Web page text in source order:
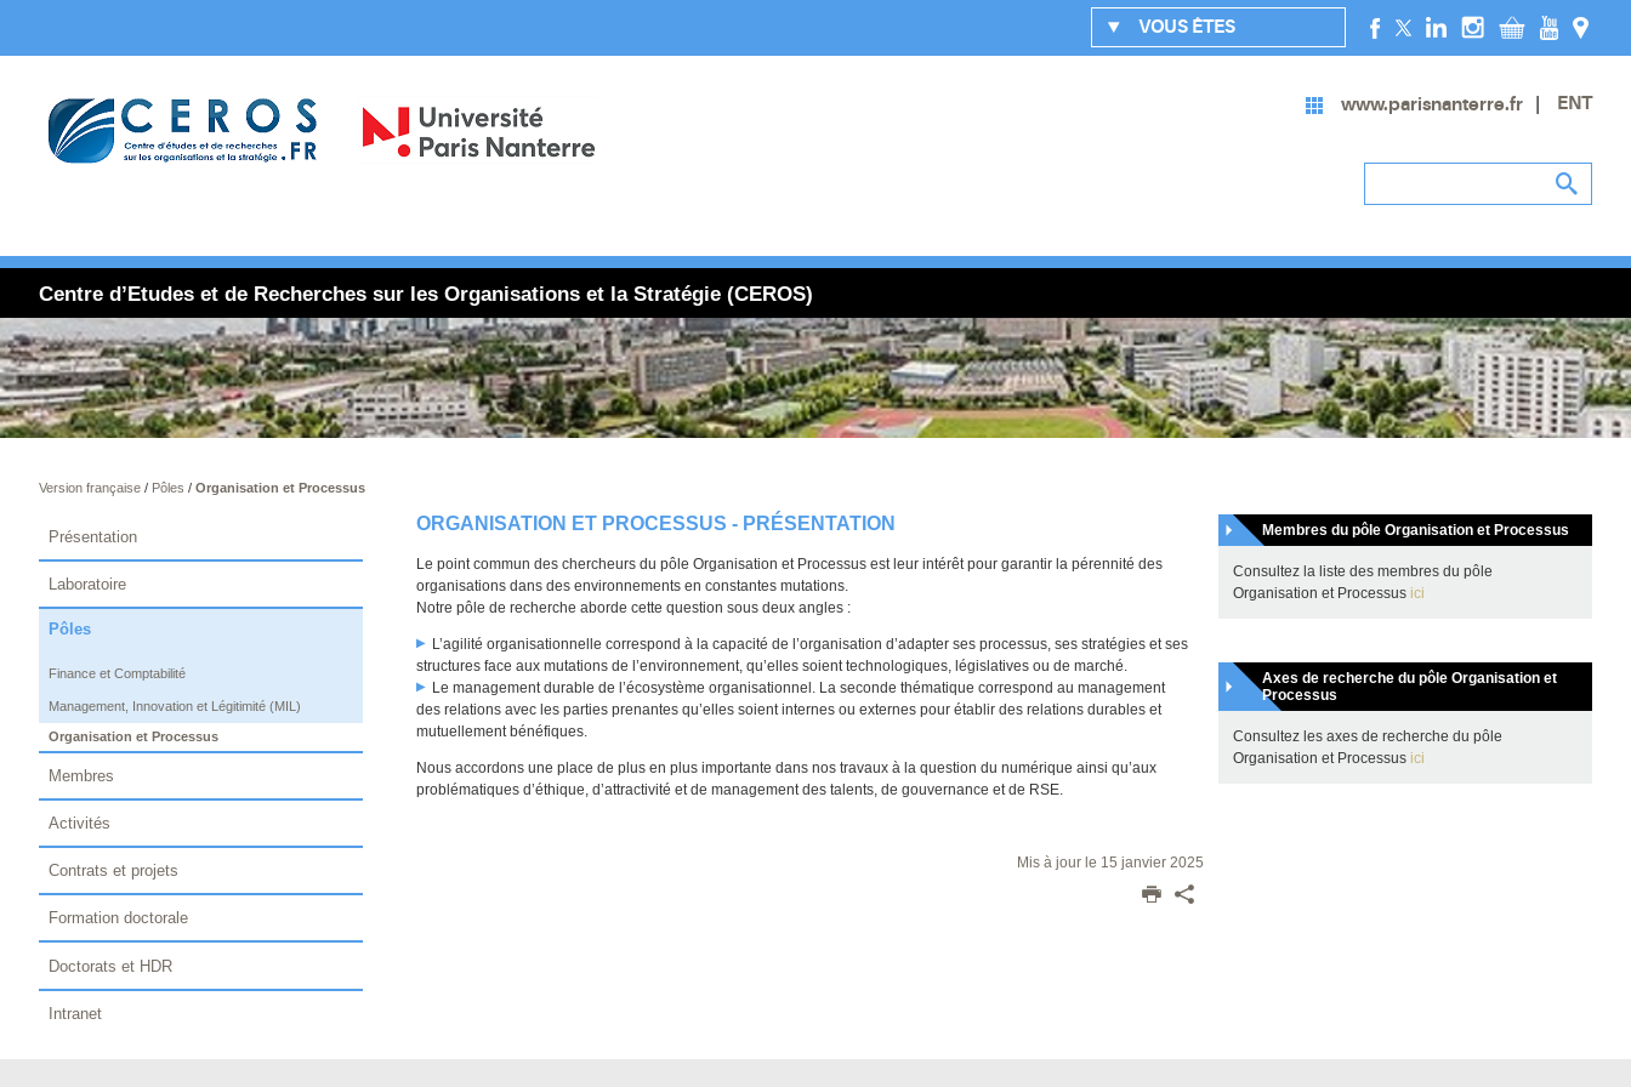
VOUS ÊTES
www.parisnanterre.fr ENT
Centre d’Etudes et de Recherches sur les Organisations et la Stratégie (CEROS)
Version française/ Pôles/ Organisation et Processus
ORGANISATION ET PROCESSUS - PRÉSENTATION
Le point commun des chercheurs du pôle Organisation et Processus est leur intérêt pour garantir la pérennité des
organisations dans des environnements en constantes mutations.
Notre pôle de recherche aborde cette question sous deux angles :
L’agilité organisationnelle correspond à la capacité de l’organisation d’adapter ses processus, ses stratégies et ses
structures face aux mutations de l’environnement, qu’elles soient technologiques, législatives ou de marché.
Le management durable de l’écosystème organisationnel. La seconde thématique correspond au management
des relations avec les parties prenantes qu’elles soient internes ou externes pour établir des relations durables et
mutuellement bénéfiques.
Nous accordons une place de plus en plus importante dans nos travaux à la question du numérique ainsi qu’aux
problématiques d’éthique, d’attractivité et de management des talents, de gouvernance et de RSE.
Mis à jour le 15 janvier 2025
Membres du pôle Organisation et Processus
Consultez la liste des membres du pôle
Organisation et Processus ici
Axes de recherche du pôle Organisation et
Processus
Consultez les axes de recherche du pôle
Organisation et Processus ici
Présentation
Laboratoire
Pôles
Finance et Comptabilité
Management, Innovation et Légitimité (MIL)
Organisation et Processus
Membres
Activités
Contrats et projets
Formation doctorale
Doctorats et HDR
Intranet